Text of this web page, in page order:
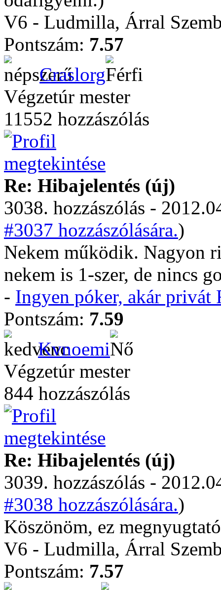
V6 - Ludmilla, Árral
Pontszám: 7.57
Craslorg
Végzetúr mester
11552 hozzászólás
Re: Hibajelentés (új)
3038. hozzászólás -
#3037 hozzászólására.)
Nekem működik. Nagyon
nekem is 1-szer, de nincs
- Ingyen póker, akár privát
Pontszám: 7.59
Kvnoemi
Végzetúr mester
844 hozzászólás
Re: Hibajelentés (új)
3039. hozzászólás -
#3038 hozzászólására.)
Köszönöm, ez
V6 - Ludmilla, Árral
Pontszám: 7.57